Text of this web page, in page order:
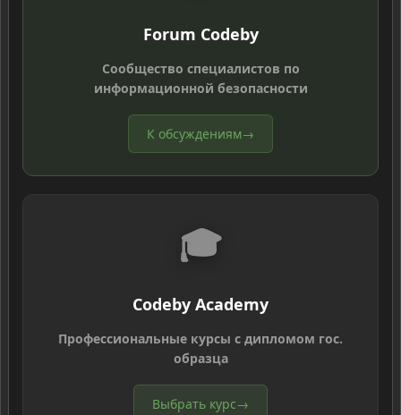
Forum Codeby
Сообщество специалистов по
информационной безопасности
К обсуждениям→
🎓
Codeby Academy
Профессиональные курсы с дипломом гос.
образца
Выбрать курс→